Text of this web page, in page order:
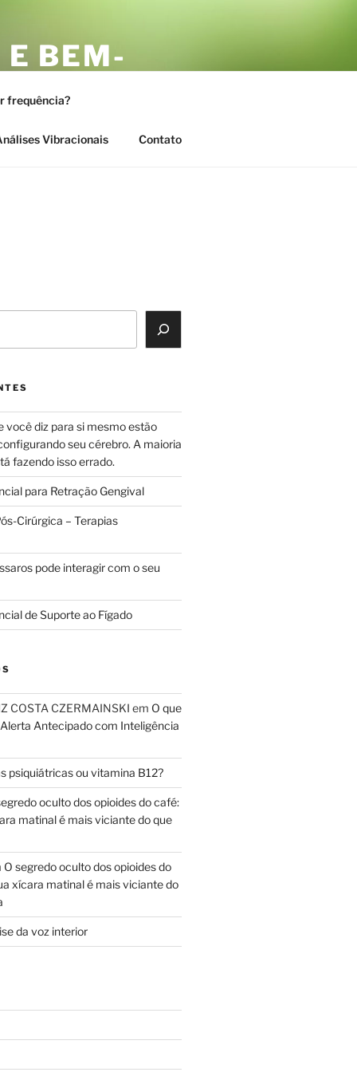
BEM-
frequência?
Vibracionais Contato
você diz para si mesmo estão
seu cérebro. A maioria
fazendo isso errado.
para Retração Gengival
Cirúrgica – Terapias
pode interagir com o seu
de Suporte ao Fígado
COSTA CZERMAINSKI em O que
Antecipado com Inteligência
psiquiátricas ou vitamina B12?
oculto dos opioides do café:
matinal é mais viciante do que
O segredo oculto dos opioides do
xícara matinal é mais viciante do
da voz interior